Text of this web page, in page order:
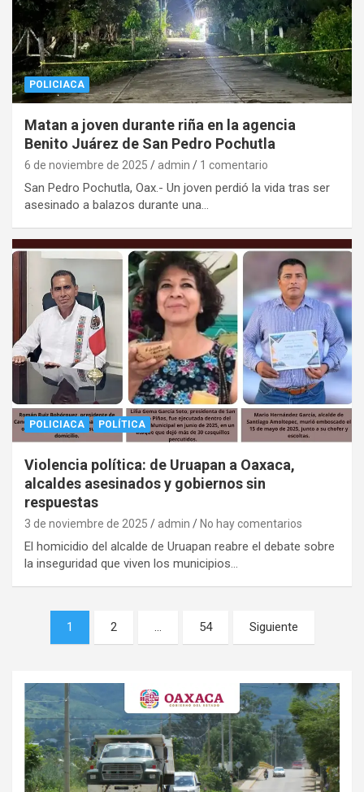
POLICIACA
Matan a joven durante riña en la agencia
Benito Juárez de San Pedro Pochutla
6 de noviembre de 2025 admin 1 comentario
San Pedro Pochutla, Oax.- Un joven perdió la vida tras ser
asesinado a balazos durante una…
POLICIACA POLÍTICA
Violencia política: de Uruapan a Oaxaca,
alcaldes asesinados y gobiernos sin
respuestas
3 de noviembre de 2025 admin No hay comentarios
El homicidio del alcalde de Uruapan reabre el debate sobre
la inseguridad que viven los municipios…
Navegación
1 2 … 54 Siguiente